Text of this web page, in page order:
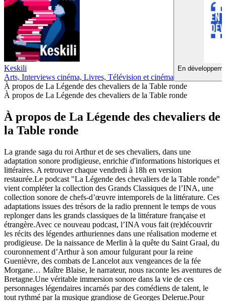
Keskili
Arts, Interviews cinéma, Livres, Télévision et cinéma
En
À propos de La Légende des chevaliers de la Table ronde
À propos de La Légende des chevaliers de la Table ronde
À propos de La Légende des chevaliers de
la Table ronde
La grande saga du roi Arthur et de ses chevaliers, dans une
adaptation sonore prodigieuse, enrichie d'informations historiques et
littéraires. A retrouver chaque vendredi à 18h en version
restaurée.Le podcast "La Légende des chevaliers de la Table ronde"
vient compléter la collection des Grands Classiques de l’INA, une
collection sonore de chefs-d’œuvre intemporels de la littérature. Ces
adaptations issues des trésors de la radio prennent le temps de vous
replonger dans les grands classiques de la littérature française et
étrangère.Avec ce nouveau podcast, l’INA vous fait (re)découvrir
les récits des légendes arthuriennes dans une réalisation moderne et
prodigieuse. De la naissance de Merlin à la quête du Saint Graal, du
couronnement d’Arthur à son amour fulgurant pour la reine
Guenièvre, des combats de Lancelot aux vengeances de la fée
Morgane… Maître Blaise, le narrateur, nous raconte les aventures de
Bretagne.Une véritable immersion sonore dans la vie de ces
personnages légendaires incarnés par des comédiens de talent, le
tout rythmé par la musique grandiose de Georges Delerue.Pour